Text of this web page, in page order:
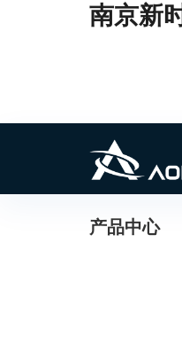
南京新
产品中心